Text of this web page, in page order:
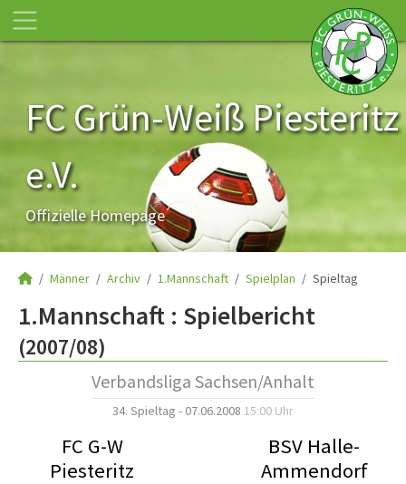
FC Grün-Weiß Piesteritz
e.V.
Offizielle Homepage
Männer Archiv 1.Mannschaft Spielplan Spieltag
1.Mannschaft : Spielbericht
(2007/08)
Verbandsliga Sachsen/Anhalt
34. Spieltag - 07.06.2008 15:00 Uhr
FC G-W
Piesteritz
BSV Halle-
Ammendorf